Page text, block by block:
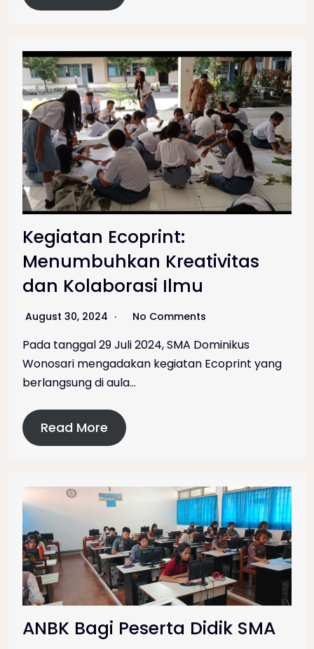
Kegiatan Ecoprint:
Menumbuhkan Kreativitas
dan Kolaborasi Ilmu
August 30, 2024 No Comments
Pada tanggal 29 Juli 2024, SMA Dominikus
Wonosari mengadakan kegiatan Ecoprint yang
berlangsung di aula…
Read More
ANBK Bagi Peserta Didik SMA